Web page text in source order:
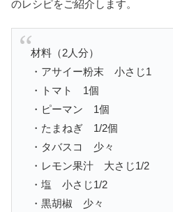
のレシピをご紹介します。
材料（2人分）
・アサイー粉末 小さじ1
・トマト 1個
・ピーマン 1個
・たまねぎ 1/2個
・タバスコ 少々
・レモン果汁 大さじ1/2
・塩 小さじ1/2
・黒胡椒 少々